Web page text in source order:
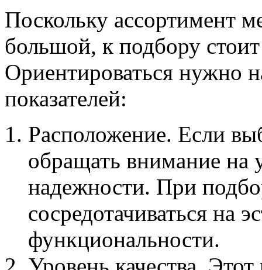
Поскольку ассортимент
большой, к подбору
Ориентироваться нужно
показателей:
Расположение. Если
обращать внимание на
надежности. При
сосредотачиваться на
функциональности.